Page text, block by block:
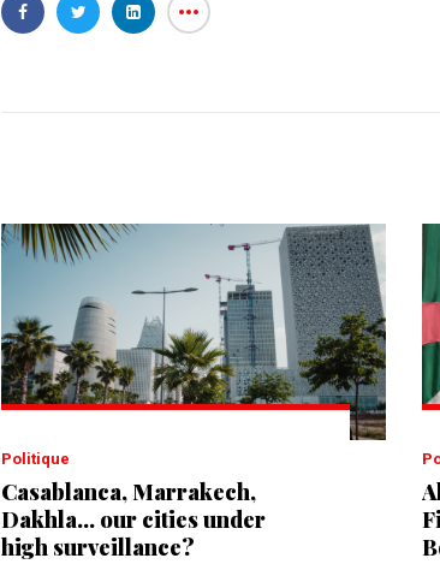
Politique
Casablanca, Marrakech,
Dakhla... our cities under
high surveillance?